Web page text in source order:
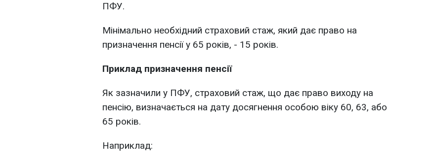
ПФУ.
Мінімально необхідний страховий стаж, який дає право на
призначення пенсії у 65 років, - 15 років.
Приклад призначення пенсії
Як зазначили у ПФУ, страховий стаж, що дає право виходу на
пенсію, визначається на дату досягнення особою віку 60, 63, або
65 років.
Наприклад: